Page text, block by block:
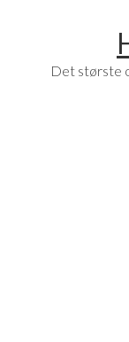
Det største